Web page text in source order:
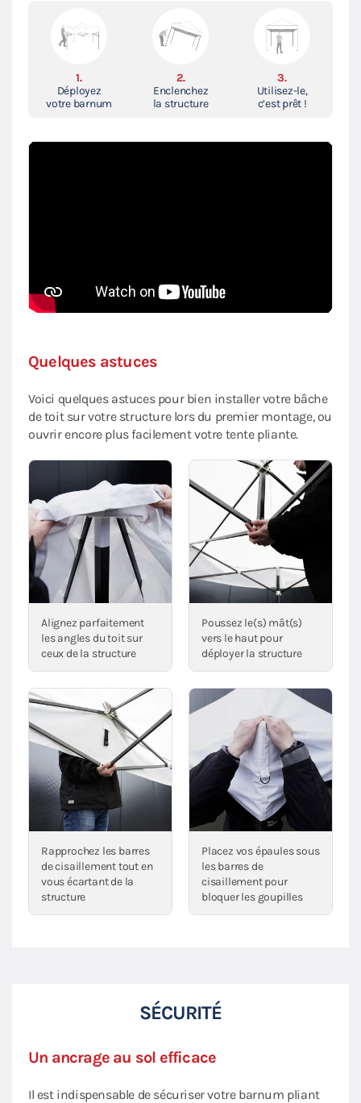
1.
Déployez
votre barnum
2.
Enclenchez
la structure
3.
Utilisez-le,
c’est prêt !
Quelques astuces
Voici quelques astuces pour bien installer votre bâche
de toit sur votre structure lors du premier montage, ou
ouvrir encore plus facilement votre tente pliante.
Alignez parfaitement
les angles du toit sur
ceux de la structure
Poussez le(s) mât(s)
vers le haut pour
déployer la structure
Rapprochez les barres
de cisaillement tout en
vous écartant de la
structure
Placez vos épaules sous
les barres de
cisaillement pour
bloquer les goupilles
SÉCURITÉ
Un ancrage au sol efficace
Il est indispensable de sécuriser votre barnum pliant